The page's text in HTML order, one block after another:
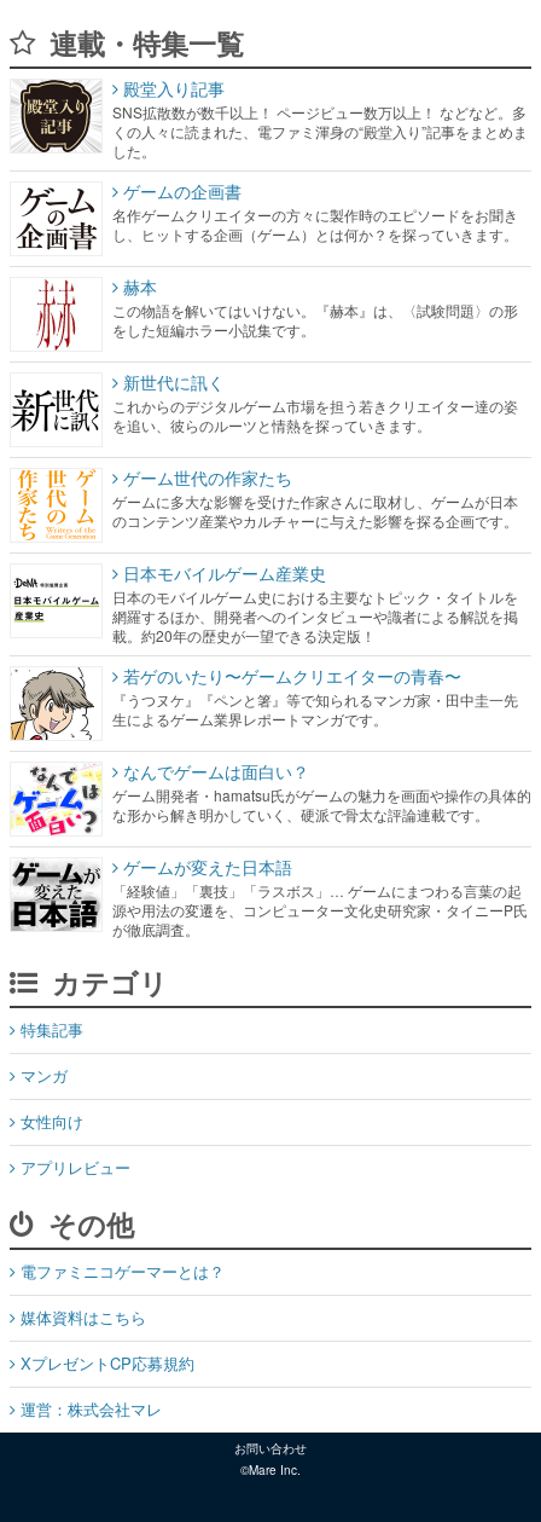
連載・特集一覧
殿堂入り記事
SNS拡散数が数千以上！ ページビュー数万以上！ などなど。多
くの人々に読まれた、電ファミ渾身の“殿堂入り”記事をまとめま
した。
ゲームの企画書
名作ゲームクリエイターの方々に製作時のエピソードをお聞き
し、ヒットする企画（ゲーム）とは何か？を探っていきます。
赫本
この物語を解いてはいけない。『赫本』は、〈試験問題〉の形
をした短編ホラー小説集です。
新世代に訊く
これからのデジタルゲーム市場を担う若きクリエイター達の姿
を追い、彼らのルーツと情熱を探っていきます。
ゲーム世代の作家たち
ゲームに多大な影響を受けた作家さんに取材し、ゲームが日本
のコンテンツ産業やカルチャーに与えた影響を探る企画です。
日本モバイルゲーム産業史
日本のモバイルゲーム史における主要なトピック・タイトルを
網羅するほか、開発者へのインタビューや識者による解説を掲
載。約20年の歴史が一望できる決定版！
若ゲのいたり〜ゲームクリエイターの青春〜
『うつヌケ』『ペンと箸』等で知られるマンガ家・田中圭一先
生によるゲーム業界レポートマンガです。
なんでゲームは面白い？
ゲーム開発者・hamatsu氏がゲームの魅力を画面や操作の具体的
な形から解き明かしていく、硬派で骨太な評論連載です。
ゲームが変えた日本語
「経験値」「裏技」「ラスボス」… ゲームにまつわる言葉の起
源や用法の変遷を、コンピューター文化史研究家・タイニーP氏
が徹底調査。
カテゴリ
特集記事
マンガ
女性向け
アプリレビュー
その他
電ファミニコゲーマーとは？
媒体資料はこちら
XプレゼントCP応募規約
運営：株式会社マレ
お問い合わせ
©Mare Inc.